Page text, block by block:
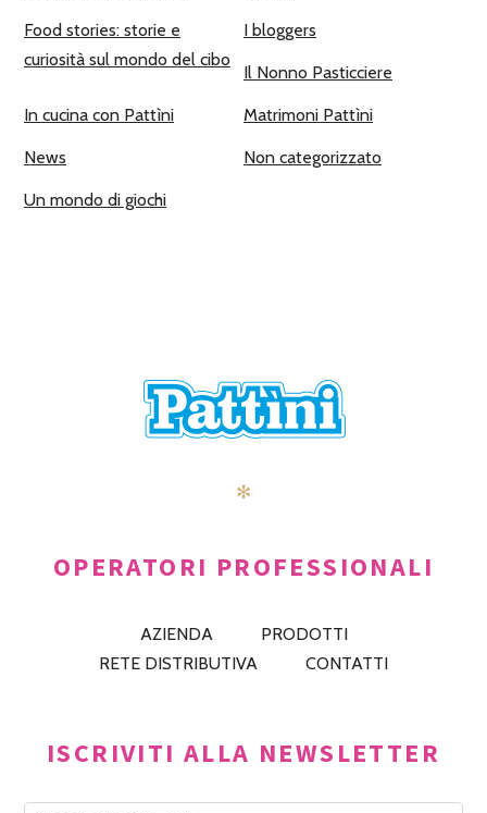
Food stories: storie e
curiosità sul mondo del cibo
I bloggers
Il Nonno Pasticciere
In cucina con Pattìni Matrimoni Pattìni
News Non categorizzato
Un mondo di giochi
✻
OPERATORI PROFESSIONALI
AZIENDA
PRODOTTI
RETE DISTRIBUTIVA
CONTATTI
ISCRIVITI ALLA NEWSLETTER